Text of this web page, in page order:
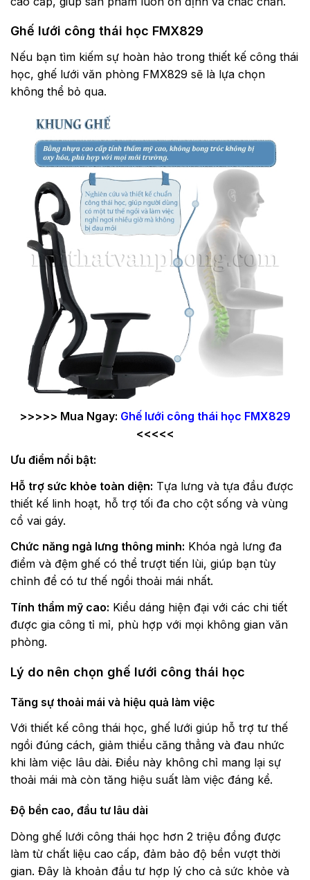
Ghế lưới công thái học FMX829
Nếu bạn tìm kiếm sự hoàn hảo trong thiết kế công thái
học, ghế lưới văn phòng FMX829 sẽ là lựa chọn
không thể bỏ qua.
>>>>> Mua Ngay: Ghế lưới công thái học FMX829
<<<<<
Ưu điểm nổi bật:
Hỗ trợ sức khỏe toàn diện: Tựa lưng và tựa đầu được
thiết kế linh hoạt, hỗ trợ tối đa cho cột sống và vùng
cổ vai gáy.
Chức năng ngả lưng thông minh: Khóa ngả lưng đa
điểm và đệm ghế có thể trượt tiến lùi, giúp bạn tùy
chỉnh để có tư thế ngồi thoải mái nhất.
Tính thẩm mỹ cao: Kiểu dáng hiện đại với các chi tiết
được gia công tỉ mỉ, phù hợp với mọi không gian văn
phòng.
Lý do nên chọn ghế lưới công thái học
Tăng sự thoải mái và hiệu quả làm việc
Với thiết kế công thái học, ghế lưới giúp hỗ trợ tư thế
ngồi đúng cách, giảm thiểu căng thẳng và đau nhức
khi làm việc lâu dài. Điều này không chỉ mang lại sự
thoải mái mà còn tăng hiệu suất làm việc đáng kể.
Độ bền cao, đầu tư lâu dài
Dòng ghế lưới công thái học hơn 2 triệu đồng được
làm từ chất liệu cao cấp, đảm bảo độ bền vượt thời
gian. Đây là khoản đầu tư hợp lý cho cả sức khỏe và